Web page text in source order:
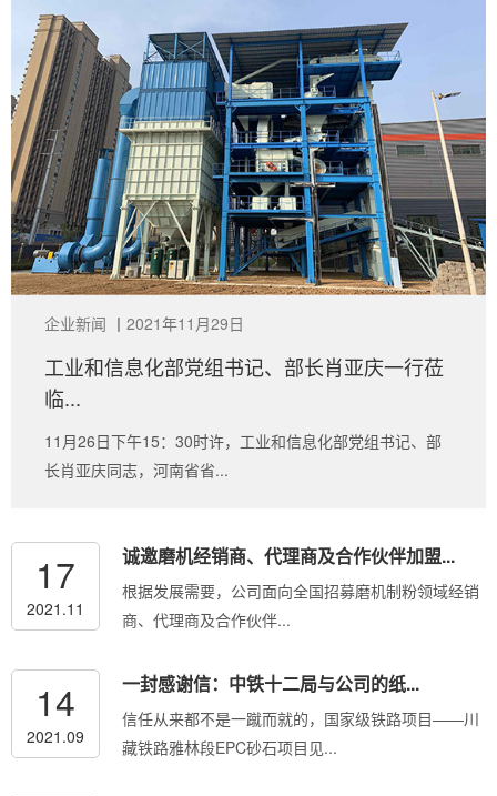
企业新闻 丨 2021年11月29日
工业和信息化部党组书记、部长肖亚庆一行莅
临...
11月26日下午15：30时许，工业和信息化部党组书记、部
长肖亚庆同志，河南省省...
17
2021.11
诚邀磨机经销商、代理商及合作伙伴加盟...
根据发展需要，公司面向全国招募磨机制粉领域经销
商、代理商及合作伙伴...
14
2021.09
一封感谢信：中铁十二局与公司的纸...
信任从来都不是一蹴而就的，国家级铁路项目——川
藏铁路雅林段EPC砂石项目见...